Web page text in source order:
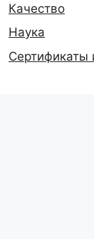
Качество
Наука
Сертификаты